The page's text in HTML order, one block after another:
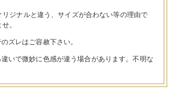
ジナルと違う、サイズが合わない等の理由で
。
ズレはご容赦下さい。
いで微妙に色感が違う場合があります。不明な